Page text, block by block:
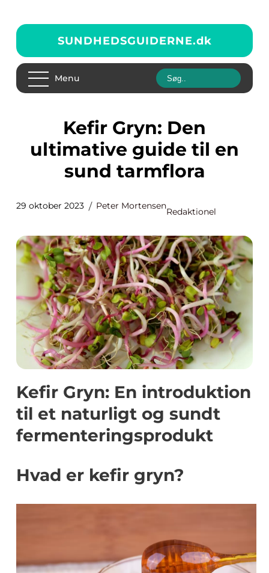
SUNDHEDSGUIDERNE.dk
Menu
Kefir Gryn: Den
ultimative guide til en
sund tarmflora
29 oktober 2023 Peter Mortensen
Redaktionel
Kefir Gryn: En introduktion
til et naturligt og sundt
fermenteringsprodukt
Hvad er kefir gryn?